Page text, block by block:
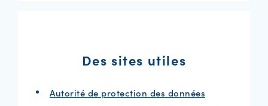
Des sites utiles
Autorité de protection des données